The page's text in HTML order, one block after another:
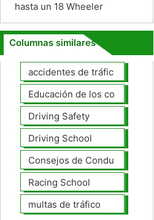
hasta un 18 Wheeler
Columnas similares
accidentes de tráfico
Educación de los conductores
Driving Safety
Driving School
Consejos de Conducción
Racing School
multas de tráfico